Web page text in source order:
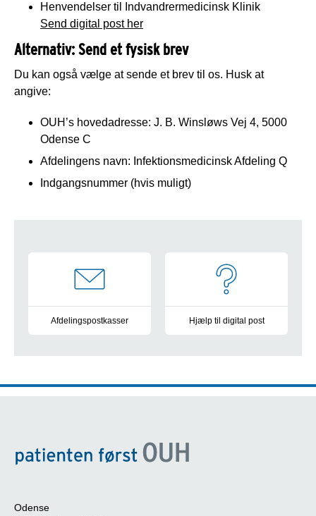
Henvendelser til Indvandrermedicinsk Klinik
Send digital post her
Alternativ: Send et fysisk brev
Du kan også vælge at sende et brev til os. Husk at
angive:
OUH’s hovedadresse: J. B. Winsløws Vej 4, 5000
Odense C
Afdelingens navn: Infektionsmedicinsk Afdeling Q
Indgangsnummer (hvis muligt)
Afdelingspostkasser Hjælp til digital post
Odense